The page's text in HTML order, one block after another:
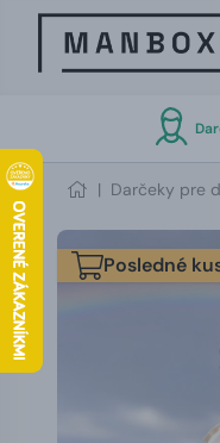
| Darčeky pre
Posledné